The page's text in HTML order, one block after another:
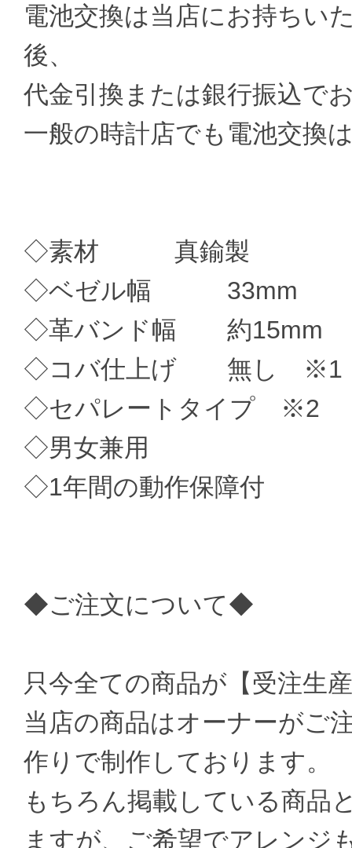
電池交換は当店にお持ちい
後、
代金引換または銀行振込で
一般の時計店でも電池交換
◇素材 真鍮製
◇ベゼル幅 33mm
◇革バンド幅 約15mm
◇コバ仕上げ 無し ※1
◇セパレートタイプ ※2
◇男女兼用
◇1年間の動作保障付
◆ご注文について◆
只今全ての商品が【受注生
当店の商品はオーナーがご
作りで制作しております。
もちろん掲載している商品
ますが、ご希望でアレンジ